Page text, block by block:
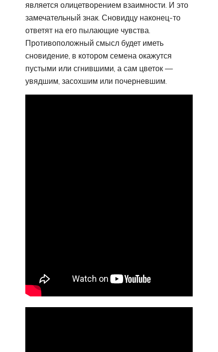
является олицетворением взаимности. И это
замечательный знак. Сновидцу наконец-то
ответят на его пылающие чувства.
Противоположный смысл будет иметь
сновидение, в котором семена окажутся
пустыми или сгнившими, а сам цветок —
увядшим, засохшим или почерневшим.